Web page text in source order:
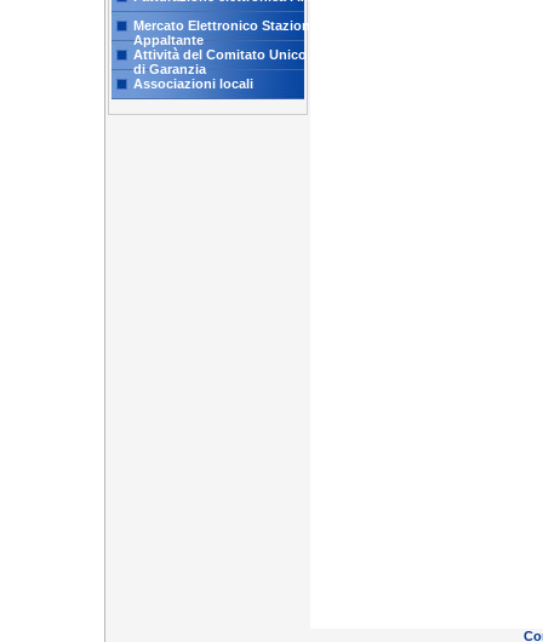
Mercato Elettronico Stazione
Appaltante
Attività del Comitato Unico
di Garanzia
Associazioni locali